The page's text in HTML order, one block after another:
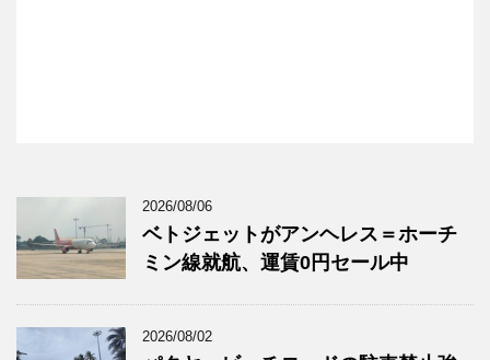
2026/08/06
ベトジェットがアンヘレス＝ホーチ
ミン線就航、運賃0円セール中
2026/08/02